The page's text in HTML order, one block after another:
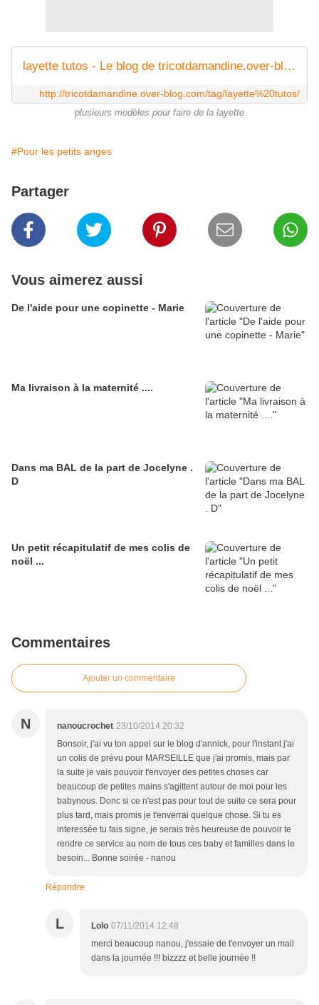
layette tutos - Le blog de tricotdamandine.over-blog.com
http://tricotdamandine.over-blog.com/tag/layette%20tutos/
plusieurs modèles pour faire de la layette
#Pour les petits anges
Partager
Vous aimerez aussi
De l'aide pour une copinette - Marie
Ma livraison à la maternité ....
Dans ma BAL de la part de Jocelyne .
D
Un petit récapitulatif de mes colis de
noël ...
Commentaires
Ajouter un commentaire
N nanoucrochet 23/10/2014 20:32
Bonsoir, j'ai vu ton appel sur le blog d'annick, pour l'instant j'ai
un colis de prévu pour MARSEILLE que j'ai promis, mais par
la suite je vais pouvoir t'envoyer des petites choses car
beaucoup de petites mains s'agittent autour de moi pour les
babynous. Donc si ce n'est pas pour tout de suite ce sera pour
plus tard, mais promis je t'enverrai quelque chose. Si tu es
interessée tu fais signe, je serais très heureuse de pouvoir te
rendre ce service au nom de tous ces baby et familles dans le
besoin... Bonne soirée - nanou
Répondre
L Lolo 07/11/2014 12:48
merci beaucoup nanou, j'essaie de t'envoyer un mail
dans la journée !!! bizzzz et belle journée !!